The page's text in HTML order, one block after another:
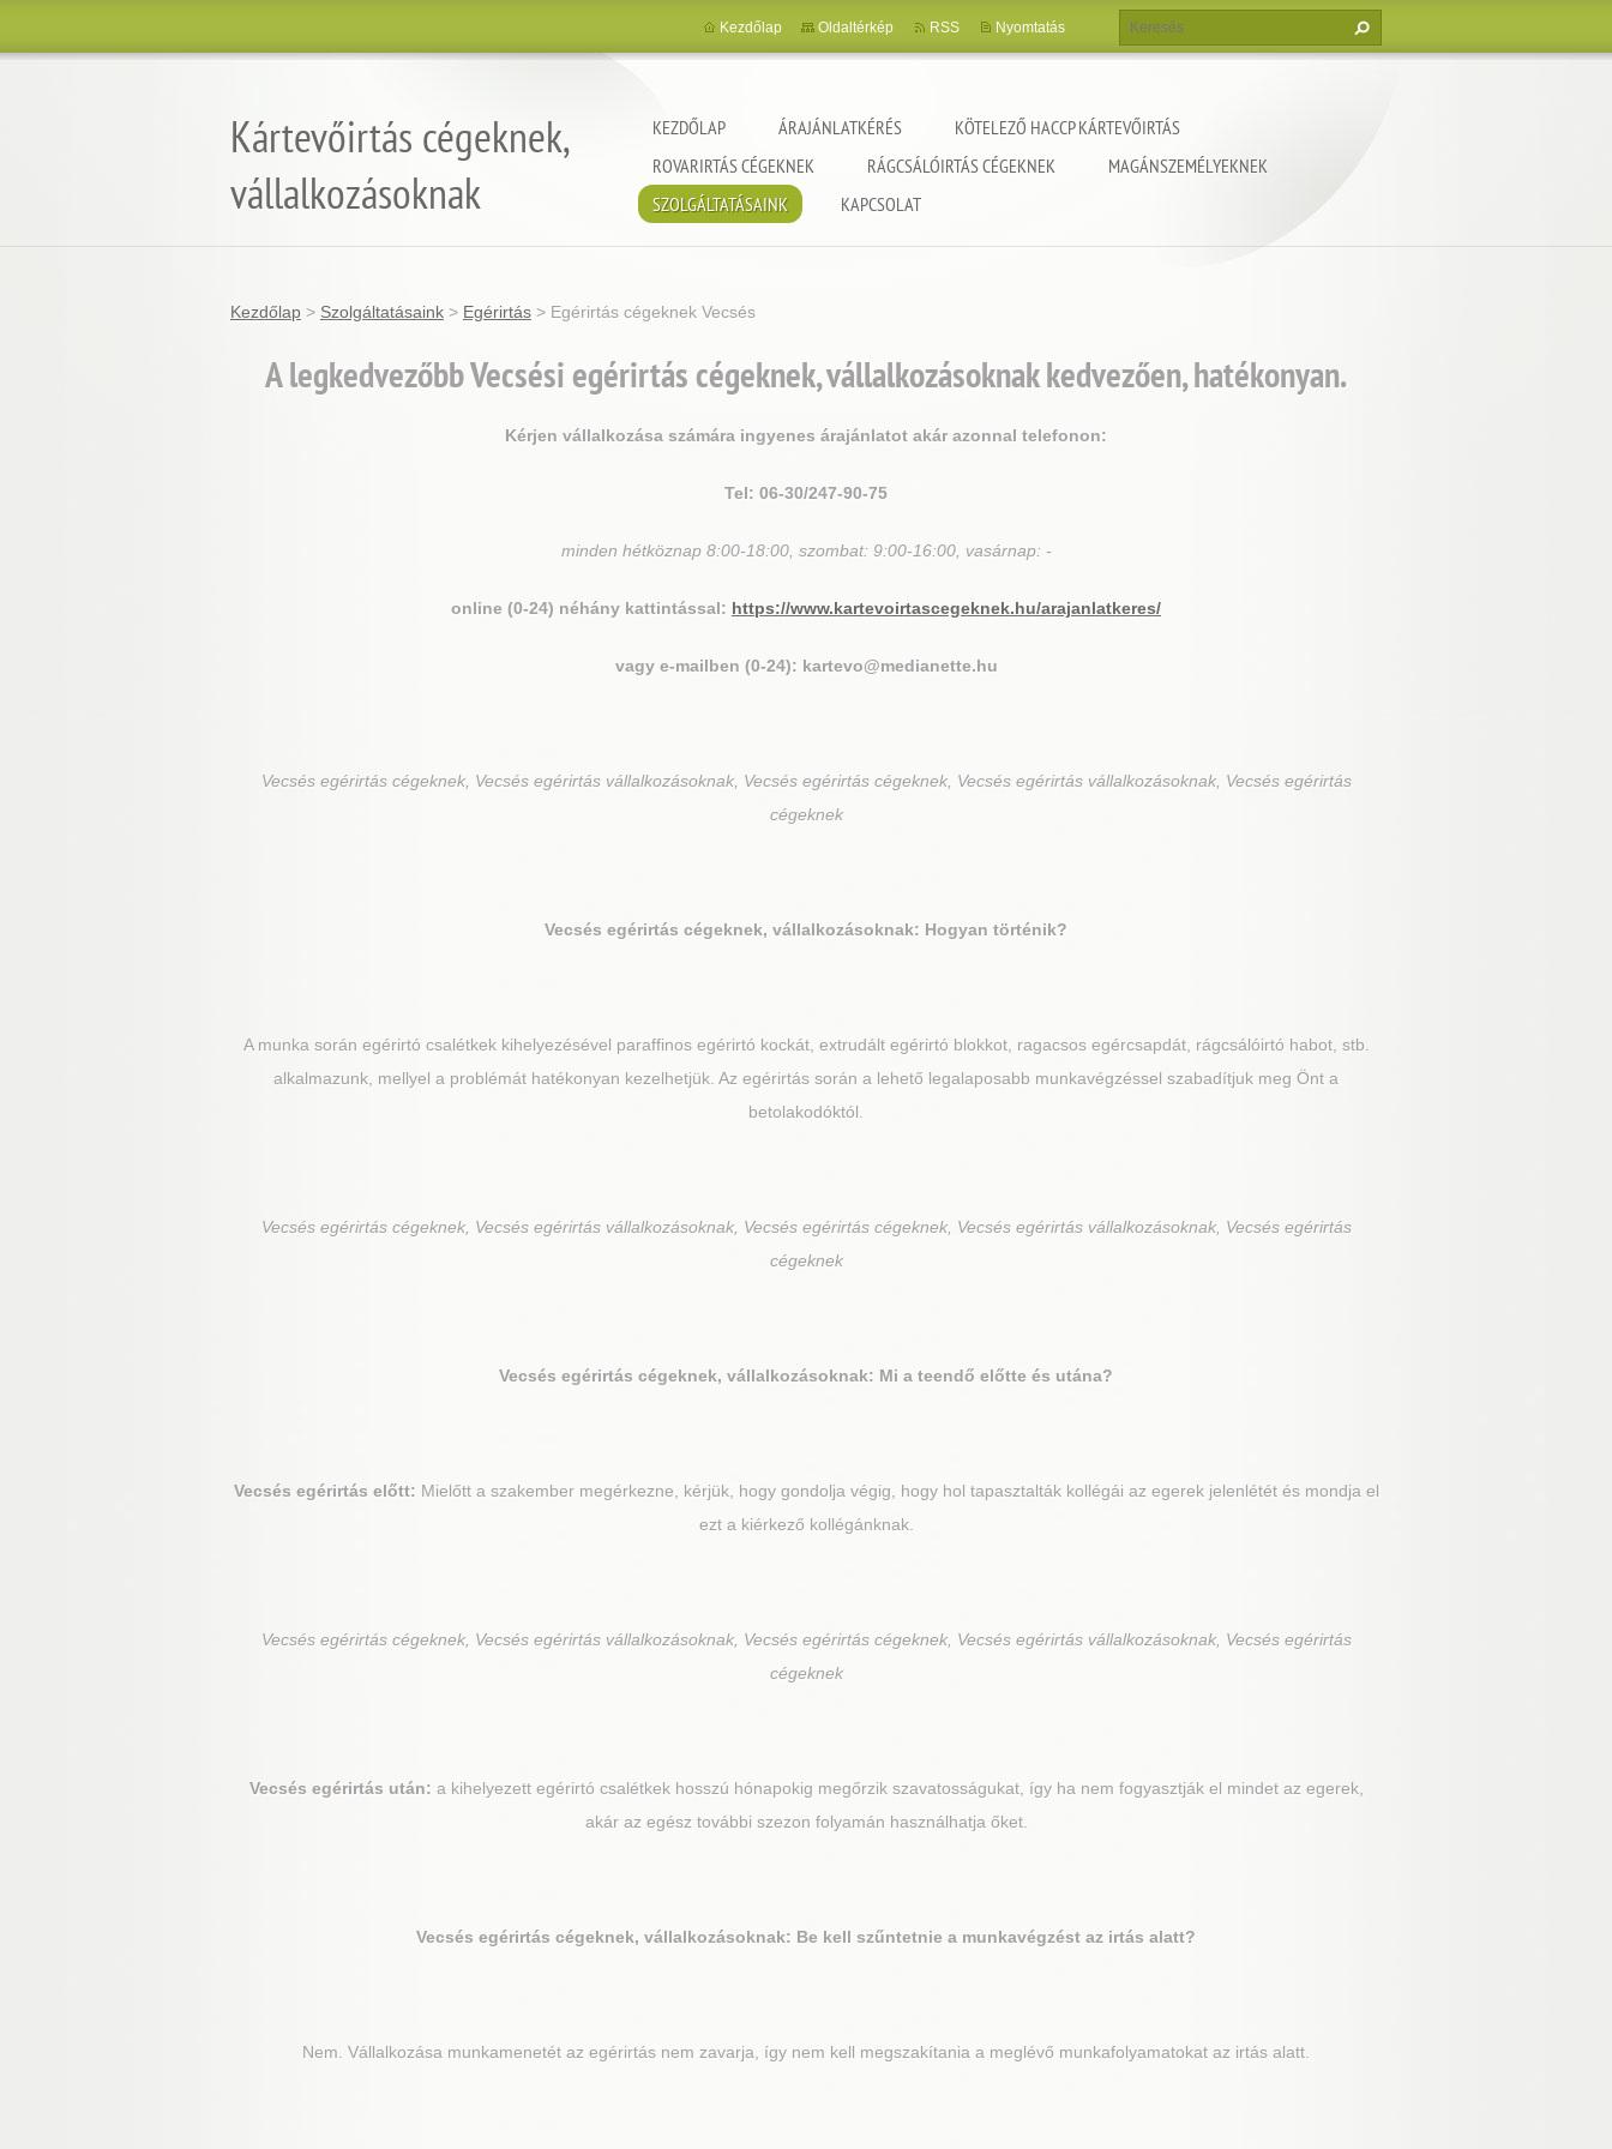
Kártevőirtás cégeknek,
vállalkozásoknak
KEZDŐLAP ÁRAJÁNLATKÉRÉS
KÖTELEZŐ HACCP KÁRTEVŐIRTÁS
ROVARIRTÁS CÉGEKNEK
RÁGCSÁLÓIRTÁS CÉGEKNEK
MAGÁNSZEMÉLYEKNEK
SZOLGÁLTATÁSAINK
KAPCSOLAT
Kezdőlap Oldaltérkép RSS Nyomtatás
Kezdőlap > Szolgáltatásaink > Egérirtás > Egérirtás cégeknek Vecsés
A legkedvezőbb Vecsési egérirtás cégeknek, vállalkozásoknak kedvezően, hatékonyan.
Kérjen vállalkozása számára ingyenes árajánlatot akár azonnal telefonon:
Tel: 06-30/247-90-75
minden hétköznap 8:00-18:00, szombat: 9:00-16:00, vasárnap: -
online (0-24) néhány kattintással: https://www.kartevoirtascegeknek.hu/arajanlatkeres/
vagy e-mailben (0-24): kartevo@medianette.hu
Vecsésegérirtás cégeknek, Vecsés egérirtás vállalkozásoknak, Vecsés egérirtás cégeknek, Vecsés egérirtás vállalkozásoknak, Vecsés egérirtás
cégeknek
Vecsés egérirtás cégeknek, vállalkozásoknak: Hogyan történik?
A munka során egérirtó csalétkek kihelyezésével paraffinos egérirtó kockát, extrudált egérirtó blokkot, ragacsos egércsapdát, rágcsálóirtó habot, stb.
alkalmazunk, mellyel a problémát hatékonyan kezelhetjük. Az egérirtás során a lehető legalaposabb munkavégzéssel szabadítjuk meg Önt a
betolakodóktól.
Vecsésegérirtás cégeknek, Vecsés egérirtás vállalkozásoknak, Vecsés egérirtás cégeknek, Vecsés egérirtás vállalkozásoknak, Vecsés egérirtás
cégeknek
Vecsés egérirtás cégeknek, vállalkozásoknak: Mi a teendő előtte és utána?
Vecsés egérirtás előtt: Mielőtt a szakember megérkezne, kérjük, hogy gondolja végig, hogy hol tapasztalták kollégái az egerek jelenlétét és mondja el
ezt a kiérkező kollégánknak.
Vecsésegérirtás cégeknek, Vecsés egérirtás vállalkozásoknak, Vecsés egérirtás cégeknek, Vecsés egérirtás vállalkozásoknak, Vecsés egérirtás
cégeknek
Vecsés egérirtás után: a kihelyezett egérirtó csalétkek hosszú hónapokig megőrzik szavatosságukat, így ha nem fogyasztják el mindet az egerek,
akár az egész további szezon folyamán használhatja őket.
Vecsés egérirtás cégeknek, vállalkozásoknak: Be kell szűntetnie a munkavégzést az irtás alatt?
Nem. Vállalkozása munkamenetét az egérirtás nem zavarja, így nem kell megszakítania a meglévő munkafolyamatokat az irtás alatt.